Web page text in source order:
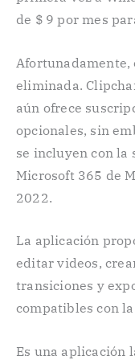
de $ 9 por mes
Afortunadamente,
eliminada.
aún ofrece
opcionales, sin
se incluyen con la
Microsoft 365 de
2022.
La aplicación
editar videos,
transiciones y
compatibles con la
Es una aplicación